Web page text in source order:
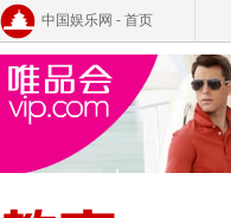
中国娱乐网 - 首页